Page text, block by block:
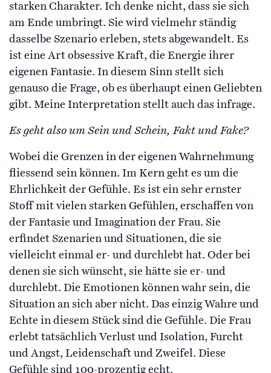
starken Charakter. Ich denke nicht, dass sie sich
am Ende umbringt. Sie wird vielmehr ständig
dasselbe Szenario erleben, stets abgewandelt. Es
ist eine Art obsessive Kraft, die Energie ihrer
eigenen Fantasie. In diesem Sinn stellt sich
genauso die Frage, ob es überhaupt einen Geliebten
gibt. Meine Interpretation stellt auch das infrage.
Es geht also um Sein und Schein, Fakt und Fake?
Wobei die Grenzen in der eigenen Wahrnehmung
fliessend sein können. Im Kern geht es um die
Ehrlichkeit der Gefühle. Es ist ein sehr ernster
Stoff mit vielen starken Gefühlen, erschaffen von
der Fantasie und Imagination der Frau. Sie
erfindet Szenarien und Situationen, die sie
vielleicht einmal er- und durchlebt hat. Oder bei
denen sie sich wünscht, sie hätte sie er- und
durchlebt. Die Emotionen können wahr sein, die
Situation an sich aber nicht. Das einzig Wahre und
Echte in diesem Stück sind die Gefühle. Die Frau
erlebt tatsächlich Verlust und Isolation, Furcht
und Angst, Leidenschaft und Zweifel. Diese
Gefühle sind 100-prozentig echt.